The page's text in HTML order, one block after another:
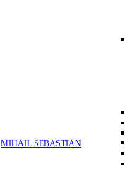
MIHAIL SEBASTIAN